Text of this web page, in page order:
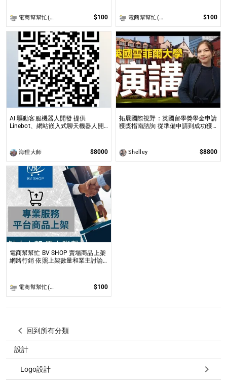
電商幫幫忙(電商平台代營運/電商上架/運營策略/網路行銷) $100 電商幫幫忙(電商平台代營運/電商上架/運營策略/網路行銷) $100
AI 驅動客服機器人開發 提供
Linebot、網站嵌入式聊天機器人開
海狸大師 $8000
拓展國際視野：英國留學獎學金申請
獲獎指南諮詢 從準備申請到成功獲
Shelley $8800
電商幫幫忙 BV SHOP 賣場商品上架
網路行銷 依照上架數量和業主討論
電商幫幫忙(電商平台代營運/電商上架/運營策略/網路行銷) $100
回到所有分類
設計
Logo設計